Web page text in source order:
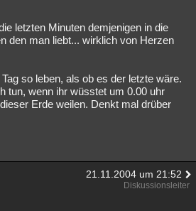
Gruppen Gaming Filme
Alle Neue Geschlossen
letzten Minuten demjenigen in die
den man liebt... wirklich von Herzen
so leben, als ob es der letzte wäre.
tun, wenn ihr wüsstet um 0.00 uhr
Erde weilen. Denkt mal drüber
21.11.2004 um 21:52
Diskussionsleiter